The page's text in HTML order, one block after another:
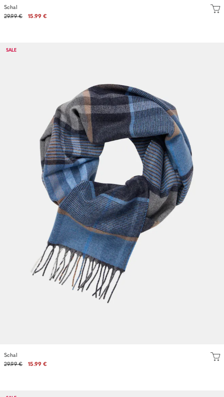
Schal
29.99 €
15.99 €
SALE
Schal
29.99 €
15.99 €